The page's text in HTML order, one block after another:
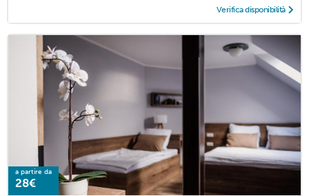
Verifica disponibilità
a partire da
28€